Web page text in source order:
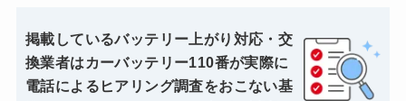
掲載しているバッテリー上がり対応・交
換業者はカーバッテリー110番が実際に
電話によるヒアリング調査をおこない基